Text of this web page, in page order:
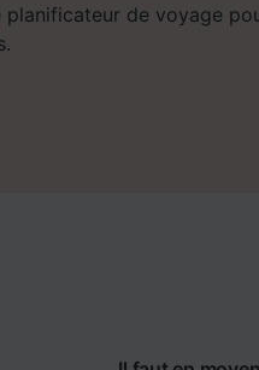
planificateur de voyage